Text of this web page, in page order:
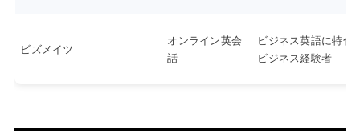
ビズメイツ
オンライン英会
話
ビジネス英語に特化
ビジネス経験者